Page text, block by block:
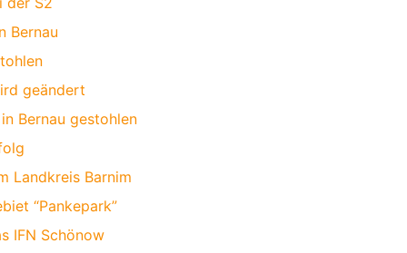
Bernau
geändert
Bernau gestohlen
Landkreis Barnim
“Pankepark”
IFN Schönow